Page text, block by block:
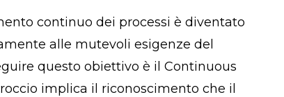
continuo dei processi è diventato
alle mutevoli esigenze del
questo obiettivo è il Continuous
implica il riconoscimento che il